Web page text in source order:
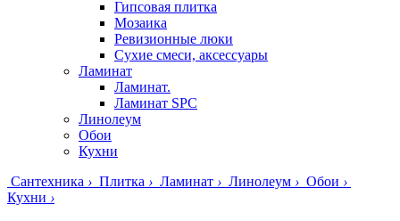
Гипсовая плитка
Мозаика
Ревизионные люки
Сухие смеси, аксессуары
Ламинат
Ламинат.
Ламинат SPC
Линолеум
Обои
Кухни
Сантехника › Плитка › Ламинат › Линолеум › Обои ›
Кухни ›